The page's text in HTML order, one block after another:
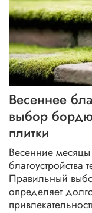
высолы на цоколе
фасадная плитка
Весеннее
выбор
плитки
Весенние
благоустройства
Правильный
определяет